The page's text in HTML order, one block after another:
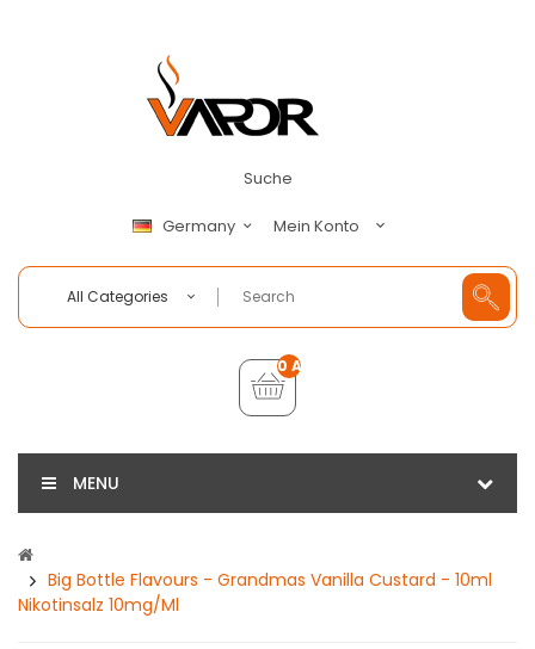
Suche
Germany Mein Konto
All Categories
0 Artikel - €0,00
MENU
Big Bottle Flavours - Grandmas Vanilla Custard - 10ml
Nikotinsalz 10mg/ml